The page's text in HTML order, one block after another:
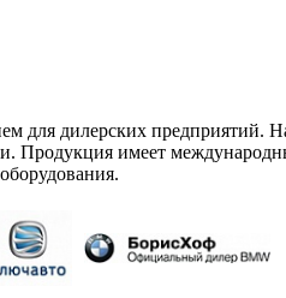
для дилерских предприятий.
Продукция имеет